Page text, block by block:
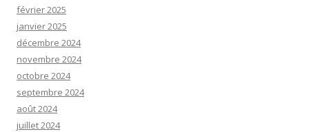
février 2025
janvier 2025
décembre 2024
novembre 2024
octobre 2024
septembre 2024
août 2024
juillet 2024